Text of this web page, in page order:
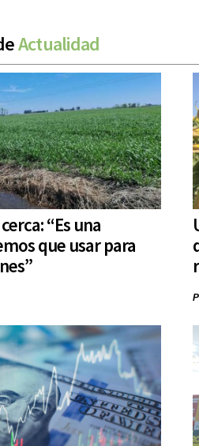
Actualidad
“Es una
que usar para